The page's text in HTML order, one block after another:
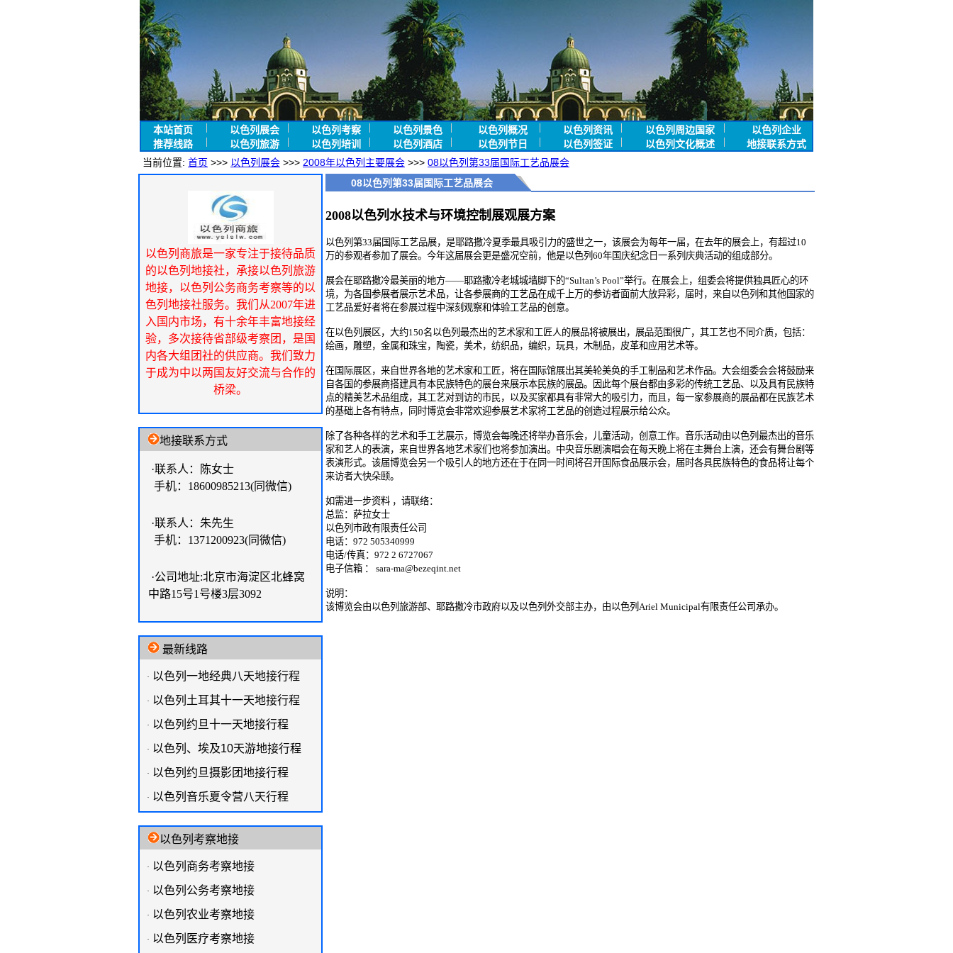
本站首页 以色列展会 以色列考察 以色列景色 以色列概况 以色列资讯 以色列周边国家
以色列企业
推荐线路
以色列旅游 以色列培训 以色列酒店 以色列节日 以色列签证 以色列文化概述
地接联系方式
当前位置: 首页 >>> 以色列展会 >>> 2008年以色列主要展会 >>> 08以色列第33届国际工艺品展会
以色列商旅是一家专注于接待品质
的以色列地接社，承接以色列旅游
地接，以色列公务商务考察等的以
色列地接社服务。我们从2007年进
入国内市场，有十余年丰富地接经
验，多次接待省部级考察团，是国
内各大组团社的供应商。我们致力
于成为中以两国友好交流与合作的
桥梁。
地接联系方式
·联系人：陈女士
手机：18600985213(同微信)
·联系人：朱先生
手机：1371200923(同微信)
·公司地址:北京市海淀区北蜂窝
中路15号1号楼3层3092
最新线路
· 以色列一地经典八天地接行程
· 以色列土耳其十一天地接行程
· 以色列约旦十一天地接行程
· 以色列、埃及10天游地接行程
· 以色列约旦摄影团地接行程
· 以色列音乐夏令营八天行程
以色列考察地接
· 以色列商务考察地接
· 以色列公务考察地接
· 以色列农业考察地接
· 以色列医疗考察地接
08以色列第33届国际工艺品展会
2008以色列水技术与环境控制展观展方案
以色列第33届国际工艺品展，是耶路撒冷夏季最具吸引力的盛世之一，该展会为每年一届，在去年的展会上，有超过10
万的参观者参加了展会。今年这届展会更是盛况空前，他是以色列60年国庆纪念日一系列庆典活动的组成部分。
展会在耶路撒冷最美丽的地方——耶路撒冷老城城墙脚下的“Sultan’s Pool”举行。在展会上，组委会将提供独具匠心的环
境，为各国参展者展示艺术品，让各参展商的工艺品在成千上万的参访者面前大放异彩，届时，来自以色列和其他国家的
工艺品爱好者将在参展过程中深刻观察和体验工艺品的创意。
在以色列展区，大约150名以色列最杰出的艺术家和工匠人的展品将被展出，展品范围很广，其工艺也不同介质，包括：
绘画，雕塑，金属和珠宝，陶瓷，美术，纺织品，编织，玩具，木制品，皮革和应用艺术等。
在国际展区，来自世界各地的艺术家和工匠，将在国际馆展出其美轮美奂的手工制品和艺术作品。大会组委会会将鼓励来
自各国的参展商搭建具有本民族特色的展台来展示本民族的展品。因此每个展台都由多彩的传统工艺品、以及具有民族特
点的精美艺术品组成，其工艺对到访的市民，以及买家都具有非常大的吸引力，而且，每一家参展商的展品都在民族艺术
的基础上各有特点，同时博览会非常欢迎参展艺术家将工艺品的创造过程展示给公众。
除了各种各样的艺术和手工艺展示，博览会每晚还将举办音乐会，儿童活动，创意工作。音乐活动由以色列最杰出的音乐
家和艺人的表演，来自世界各地艺术家们也将参加演出。中央音乐剧演唱会在每天晚上将在主舞台上演，还会有舞台剧等
表演形式。该届博览会另一个吸引人的地方还在于在同一时间将召开国际食品展示会，届时各具民族特色的食品将让每个
来访者大快朵颐。
如需进一步资料 ，请联络：
总监：萨拉女士
以色列市政有限责任公司
电话：972 505340999
电话/传真：972 2 6727067
电子信箱 ： sara-ma@bezeqint.net
说明：
该博览会由以色列旅游部、耶路撒冷市政府以及以色列外交部主办，由以色列Ariel Municipal有限责任公司承办。